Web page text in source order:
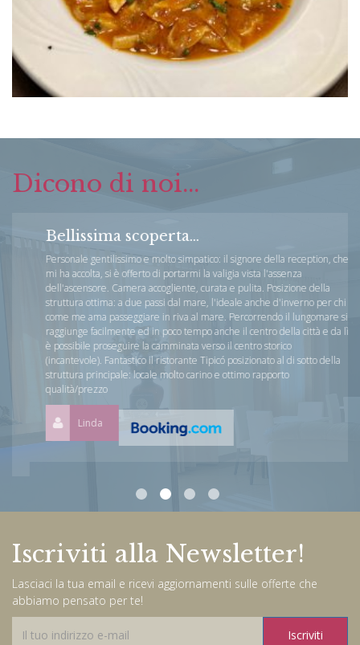
Dicono di noi...
Bellissima scoperta...
Personale gentilissimo e molto simpatico: il signore della reception, che
mi ha accolta, si è offerto di portarmi la valigia vista l'assenza
dell'ascensore. Camera accogliente, curata e pulita. Posizione della
struttura ottima: a due passi dal mare, l'ideale anche d'inverno per chi
come me ama passeggiare in riva al mare. Percorrendo il lungomare si
raggiunge facilmente ed in poco tempo anche il centro della città e da lì
è possibile proseguire la camminata verso il centro storico
(incantevole). Fantastico il ristorante Tipicó posizionato al di sotto della
struttura principale: locale molto carino e ottimo rapporto
qualità/prezzo
Linda
Iscriviti alla Newsletter!
Lasciaci la tua email e ricevi aggiornamenti sulle offerte che
abbiamo pensato per te!
Iscriviti